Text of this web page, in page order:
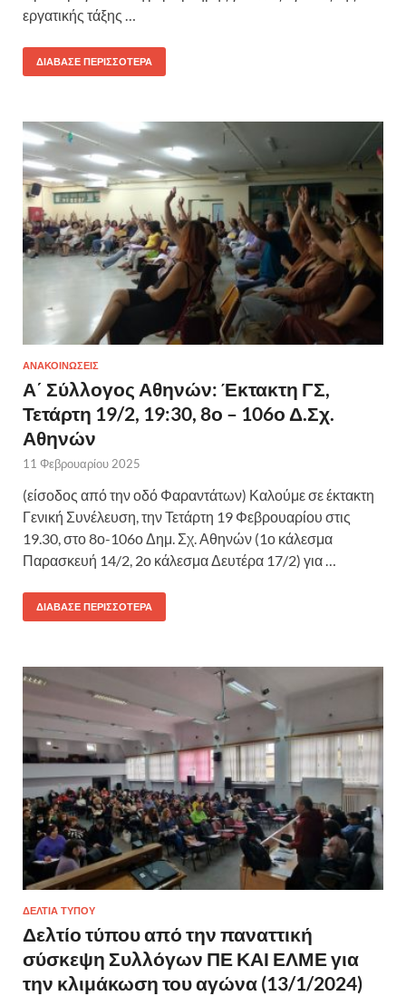
εργατικής τάξης …
ΔΙΆΒΑΣΕ ΠΕΡΙΣΣΌΤΕΡΑ
ΑΝΑΚΟΙΝΩΣΕΙΣ
Α΄ Σύλλογος Αθηνών: Έκτακτη ΓΣ,
Τετάρτη 19/2, 19:30, 8ο – 106ο Δ.Σχ.
Αθηνών
11 Φεβρουαρίου 2025
(είσοδος από την οδό Φαραντάτων) Καλούμε σε έκτακτη
Γενική Συνέλευση, την Τετάρτη 19 Φεβρουαρίου στις
19.30, στο 8ο-106ο Δημ. Σχ. Αθηνών (1ο κάλεσμα
Παρασκευή 14/2, 2ο κάλεσμα Δευτέρα 17/2) για …
ΔΙΆΒΑΣΕ ΠΕΡΙΣΣΌΤΕΡΑ
ΔΕΛΤΙΑ ΤΥΠΟΥ
Δελτίο τύπου από την παναττική
σύσκεψη Συλλόγων ΠΕ ΚΑΙ ΕΛΜΕ για
την κλιμάκωση του αγώνα (13/1/2024)